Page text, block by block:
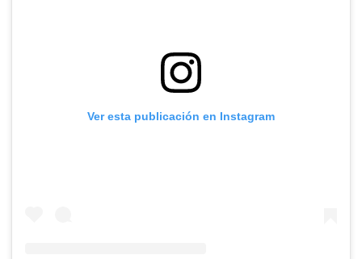
Ver esta publicación en Instagram